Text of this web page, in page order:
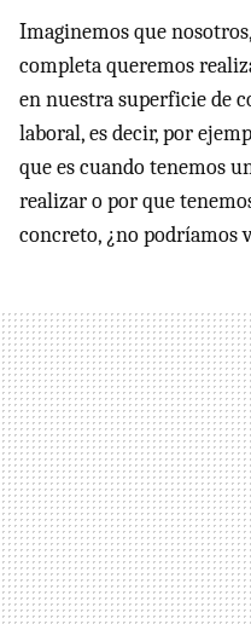
Imaginemos que
completa queremos
en nuestra superficie de
laboral, es decir, por
que es cuando tenemos
realizar o por que
concreto, ¿no podríamos